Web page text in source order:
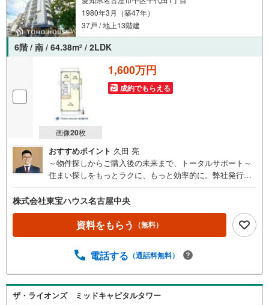
1980年3月（築47年）
37戸 / 地上13階建
6階 / 南 / 64.38m2 / 2LDK
画像20枚
1,600万円
成約でもらえる
おすすめポイント 久田 亮
～物件探しからご購入後の未来まで、トータルサポート～
住まい探しをもっとラクに、もっと効率的に。弊社発行の
辺環境のチェックまでスマホで完結。よく行く場所へのル
ートや所要時間がわかる「Door to Door機能」で、通勤・通
学時間もスムーズに検索できます。そして、ご購入はゴー
ルではなく、新しい暮らしのスタートです。東宝ハウス名
ービス「TOHO HOUSE CLUB」や「未来カレンダー」を活
安心と豊かな暮らしに寄り添い続けます。
株式会社東宝ハウス名古屋中央
資料をもらう （無料）
電話する （通話料無料）
ザ・ライオンズ ミッドキャピタルタワー